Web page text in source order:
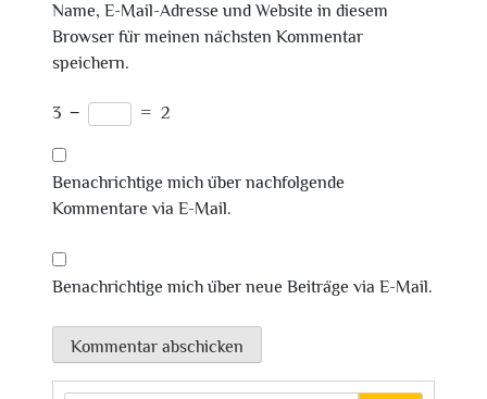
Name, E-Mail-Adresse und Website in diesem
Browser für meinen nächsten Kommentar
speichern.
3 − = 2
Benachrichtige mich über nachfolgende
Kommentare via E-Mail.
Benachrichtige mich über neue Beiträge via E-Mail.